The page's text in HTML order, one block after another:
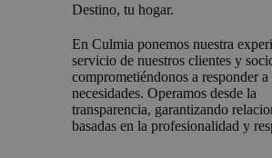
Destino, tu hogar.
En Culmia ponemos nuestra
servicio de nuestros clientes y
comprometiéndonos a responder a
necesidades. Operamos desde la
transparencia, garantizando
basadas en la profesionalidad y